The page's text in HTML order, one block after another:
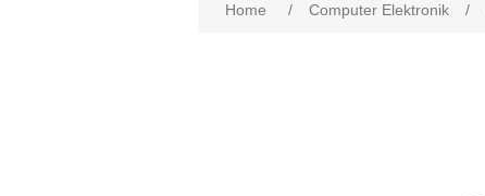
Home / Computer Elektronik /